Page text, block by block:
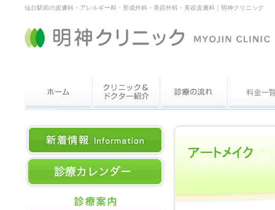
仙台駅前の皮膚科・アレルギー科・形成外科・美容外科・美容皮膚科｜明神クリニック